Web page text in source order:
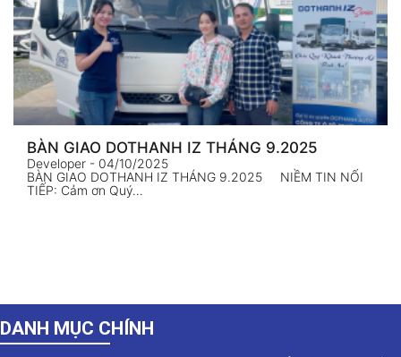
BÀN GIAO DOTHANH IZ THÁNG 9.2025
Developer - 04/10/2025
BÀN GIAO DOTHANH IZ THÁNG 9.2025 NIỀM TIN NỐI
TIẾP: Cảm ơn Quý…
DANH MỤC CHÍNH